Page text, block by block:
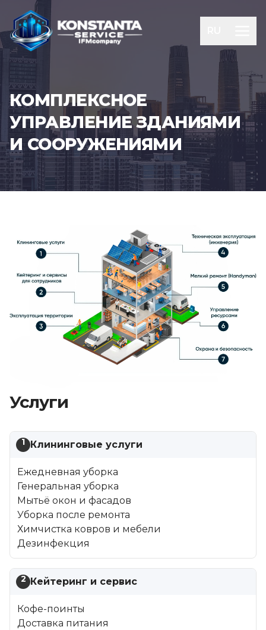
КОМПЛЕКСНОЕ
УПРАВЛЕНИЕ ЗДАНИЯМИ
И СООРУЖЕНИЯМИ
Услуги
1 Клининговые услуги
Ежедневная уборка
Генеральная уборка
Мытьё окон и фасадов
Уборка после ремонта
Химчистка ковров и мебели
Дезинфекция
2 Кейтеринг и сервис
Кофе-поинты
Доставка питания